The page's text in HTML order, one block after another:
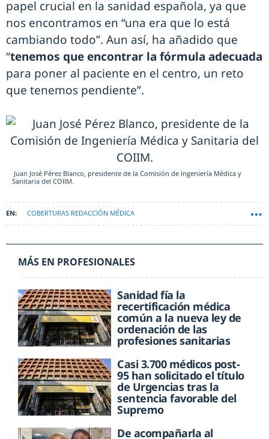
papel crucial en la sanidad española, ya que
nos encontramos en “una era que lo está
cambiando todo”. Aun así, ha añadido que
“tenemos que encontrar la fórmula adecuada
para poner al paciente en el centro, un reto
que tenemos pendiente”.
Juan José Pérez Blanco, presidente de la Comisión de Ingeniería Médica y
Sanitaria del COIIM.
COBERTURAS REDACCIÓN MÉDICA
MÁS EN PROFESIONALES
Sanidad fía la
recertificación médica
común a la nueva ley de
ordenación de las
profesiones sanitarias
Casi 3.700 médicos post-
95 han solicitado el título
de Urgencias tras la
sentencia favorable del
Supremo
De acompañarla al